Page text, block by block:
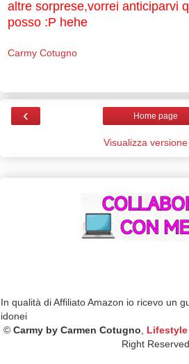
altre sorprese,vorrei anticiparvi
posso :P hehe
Carmy Cotugno
‹ Home page
Visualizza
In qualità di Affiliato Amazon io ricevo un
idonei
© Carmy by Carmen Cotugno,
Right Reserved